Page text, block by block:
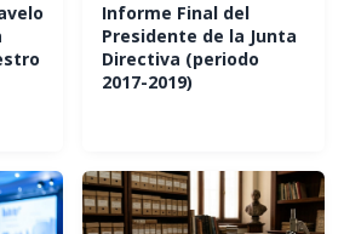
Informe Final del
Presidente de la Junta
Directiva (periodo
2017-2019)